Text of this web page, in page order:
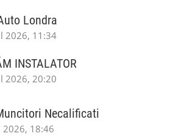
Londra
2026, 11:34
INSTALATOR
2026, 20:20
Necalificati
2026, 18:46